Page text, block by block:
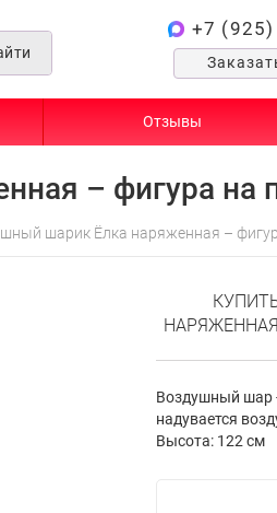
+7
Отзывы
– фигура на
шарик Ёлка наряженная –
Воздушный шар
надувается
Высота: 122 см